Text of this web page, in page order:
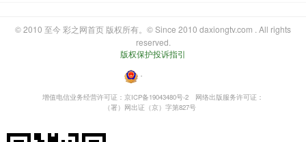
© 2010 至今 彩之网首页 版权所有。© Since 2010 daxiongtv.com . All rights
reserved.
版权保护投诉指引
・
增值电信业务经营许可证：京ICP备19043480号-2
网络出版服务许可证：
（署）网出证（京）字第827号